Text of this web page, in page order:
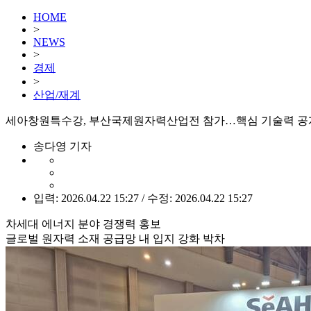
HOME
>
NEWS
>
경제
>
산업/재계
세아창원특수강, 부산국제원자력산업전 참가…핵심 기술력 공
송다영 기자
입력: 2026.04.22 15:27 / 수정: 2026.04.22 15:27
차세대 에너지 분야 경쟁력 홍보
글로벌 원자력 소재 공급망 내 입지 강화 박차